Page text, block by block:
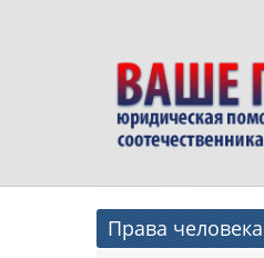
Права человека